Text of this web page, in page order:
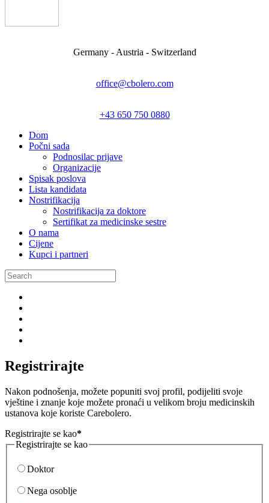
Germany - Austria - Switzerland
office@cbolero.com
+43 650 750 0880
Dom
Počni sada
Podnosilac prijave
Organizacije
Spisak poslova
Lista kandidata
Nostrifikacija
Nostrifikacija za doktore
Sertifikat za medicinske sestre
O nama
Cijene
Kupci i partneri
Registrirajte
Nakon podnošenja, možete popuniti svoj profil, podijeliti svoje
vještine i znanje koje možete pronaći u velikom broju medicinskih
ustanova koje koriste Carebolero.
Registrirajte se kao*
Registrirajte se kao
Doktor
Nega osoblje